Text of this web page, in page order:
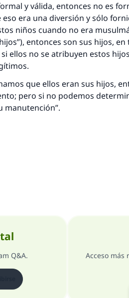
y válida, entonces no es
era una diversión y sólo
niños cuando no era
entonces son sus hijos,
ellos no se atribuyen estos
que ellos eran sus hijos,
pero si no podemos
manutención”.
Q&A. Acceso